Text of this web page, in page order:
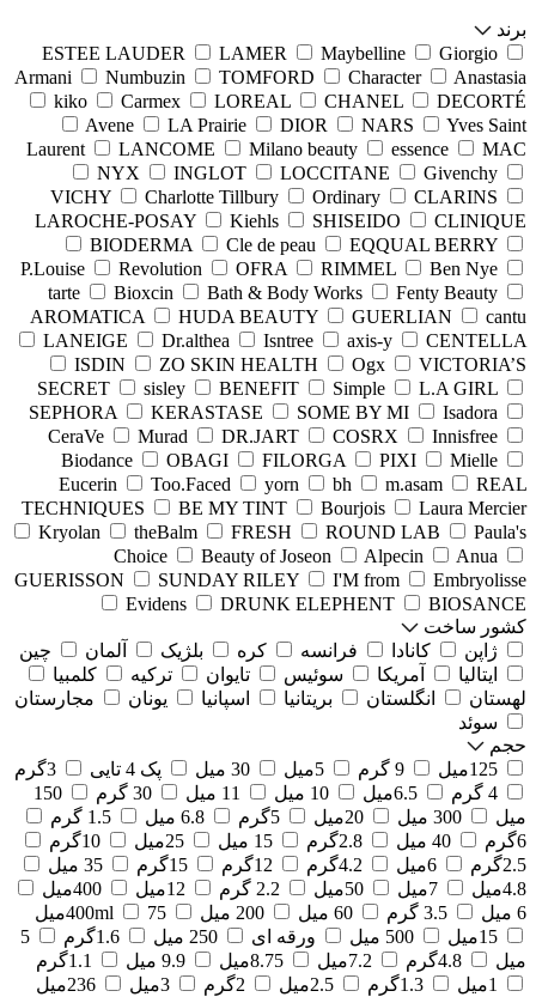
برند
ESTEE LAUDER
LAMER Maybelline
Giorgio
Armani
Numbuzin TOMFORD Character
Anastasia
kiko
Carmex LOREAL CHANEL
DECORTÉ
Avene
LA Prairie DIOR NARS
Yves Saint
Laurent
LANCOME Milano beauty essence
MAC
NYX
INGLOT LOCCITANE
Givenchy
VICHY
Charlotte Tillbury Ordinary
CLARINS
LAROCHE-POSAY
Kiehls SHISEIDO
CLINIQUE
BIODERMA
Cle de peau
EQQUAL BERRY
P.Louise
Revolution OFRA RIMMEL
Ben Nye
tarte
Bioxcin Bath & Body Works
Fenty Beauty
AROMATICA
HUDA BEAUTY GUERLIAN
cantu
LANEIGE
Dr.althea Isntree axis-y
CENTELLA
ISDIN
ZO SKIN HEALTH Ogx
VICTORIA’S
SECRET
sisley BENEFIT Simple
L.A GIRL
SEPHORA
KERASTASE SOME BY MI
Isadora
CeraVe
Murad DR.JART COSRX
Innisfree
Biodance
OBAGI FILORGA PIXI
Mielle
Eucerin
Too.Faced yorn bh m.asam
REAL
TECHNIQUES
BE MY TINT Bourjois
Laura Mercier
Kryolan
theBalm FRESH ROUND LAB
Paula's
Choice
Beauty of Joseon Alpecin
Anua
GUERISSON
SUNDAY RILEY I'M from
Embryolisse
Evidens
DRUNK ELEPHENT
BIOSANCE
کشور ساخت
ژاپن
کانادا فرانسه کره بلژیک آلمان
چین
ایتالیا
آمریکا سوئیس تایوان ترکیه
کلمبیا
لهستان
انگلستان بریتانیا اسپانیا یونان
مجارستان
سوئد
حجم
125میل
9 گرم 5میل 30 میل پک 4 تایی
3گرم
4 گرم
6.5میل 10 میل 11 میل 30 گرم
150
میل
300 میل 20میل 5گرم 6.8 میل
1.5 گرم
6گرم
40 میل 2.8گرم 15 میل 25میل
10گرم
2.5گرم
6میل 4.2گرم 12گرم 15گرم
35 میل
4.8میل
7میل 50میل 2.2 گرم 12میل
400میل
6 میل
3.5 گرم 60 میل 200 میل 400ml
75میل
15میل
500 میل ورقه ای 250 میل 1.6گرم
5
میل
4.8گرم 7.2میل 8.75میل 9.9 میل
1.1گرم
1میل
1.3گرم 2.5میل 2گرم 3میل
236میل